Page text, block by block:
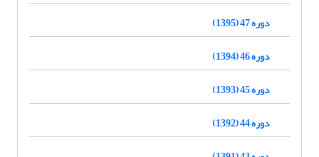
دوره 47 (1395)
دوره 46 (1394)
دوره 45 (1393)
دوره 44 (1392)